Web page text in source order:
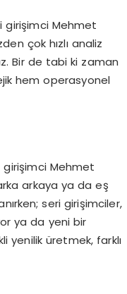
girişimci Mehmet
çok hızlı analiz
Bir de tabi ki zaman
hem operasyonel
girişimci Mehmet
arkaya ya da eş
seri girişimciler,
ya da yeni bir
yenilik üretmek, farklı